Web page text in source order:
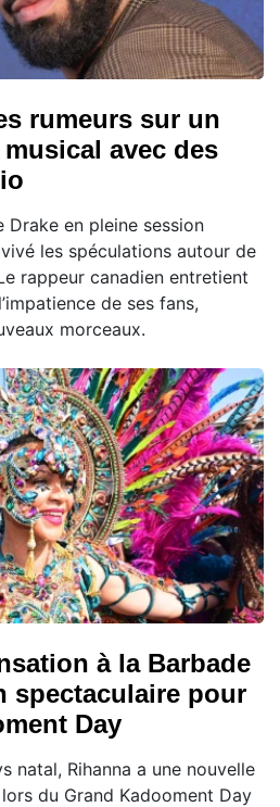
rumeurs sur un
avec des
en pleine session
les spéculations autour de
rappeur canadien entretient
de ses fans,
morceaux.
à la Barbade
spectaculaire pour
Day
natal, Rihanna a une nouvelle
du Grand Kadooment Day